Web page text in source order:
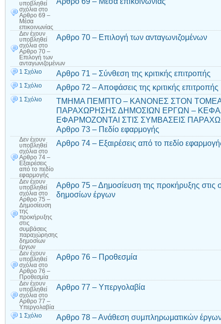
υποβληθεί
σχόλια στο
Αρθρο 69 –
Μέσα
επικοινωνίας
Δεν έχουν
υποβληθεί
σχόλια στο
Αρθρο 70 –
Επιλογή των
ανταγωνιζομένων
Αρθρο 70 – Επιλογή των ανταγωνιζομένων
1 Σχόλιο Αρθρο 71 – Σύνθεση της κριτικής επιτροπής
1 Σχόλιο Αρθρο 72 – Αποφάσεις της κριτικής επιτροπής
1 Σχόλιο
ΤΜΗΜΑ ΠΕΜΠΤΟ – ΚΑΝΟΝΕΣ ΣΤΟΝ
ΠΑΡΑΧΩΡΗΣΗΣ ΔΗΜΟΣΙΩΝ ΕΡΓΩΝ –
ΕΦΑΡΜΟΖΟΝΤΑΙ ΣΤΙΣ ΣΥΜΒΑΣΕΙΣ
Αρθρο 73 – Πεδίο εφαρμογής
Δεν έχουν
υποβληθεί
σχόλια στο
Αρθρο 74 –
Εξαιρέσεις
από το πεδίο
εφαρμογής
Αρθρο 74 – Εξαιρέσεις από το πεδίο
Δεν έχουν
υποβληθεί
σχόλια στο
Αρθρο 75 –
Δημοσίευση
της
προκήρυξης
στις
συμβάσεις
παραχώρησης
δημοσίων
έργων
Αρθρο 75 – Δημοσίευση της προκήρυξης
δημοσίων έργων
Δεν έχουν
υποβληθεί
σχόλια στο
Αρθρο 76 –
Προθεσμία
Αρθρο 76 – Προθεσμία
Δεν έχουν
υποβληθεί
σχόλια στο
Αρθρο 77 –
Υπεργολαβία
Αρθρο 77 – Υπεργολαβία
1 Σχόλιο Αρθρο 78 – Ανάθεση συμπληρωματικών